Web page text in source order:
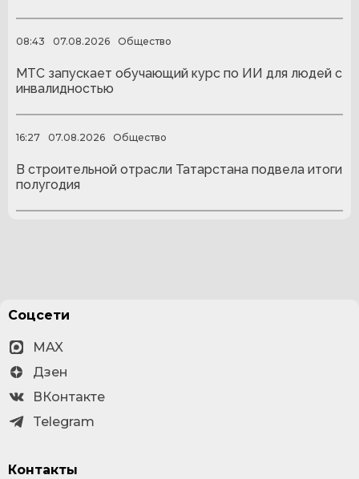
08:43 07.08.2026 Общество
МТС запускает обучающий курс по ИИ для людей с
инвалидностью
16:27 07.08.2026 Общество
В строительной отрасли Татарстана подвела итоги
полугодия
Соцсети
MAX
Дзен
ВКонтакте
Telegram
Контакты